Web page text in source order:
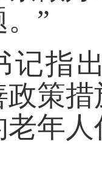
”
记指
策
年